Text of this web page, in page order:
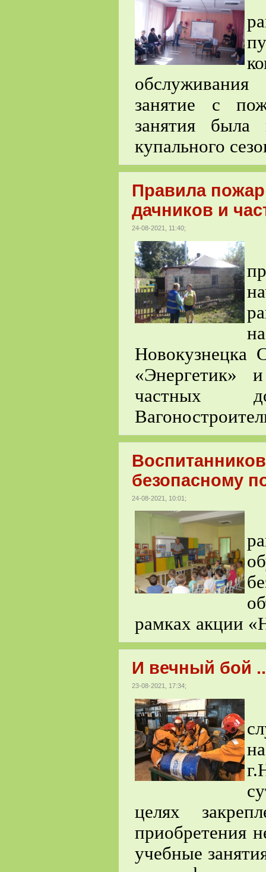
занятие с
занятия была
купального
Правила
дачников и
24-08-2021, 11:40;
Новокузнецка
«Энергетик»
частных
безопасному
24-08-2021, 10:01;
рамках акции
И вечный бой
23-08-2021, 17:34;
целях
приобретения
учебные